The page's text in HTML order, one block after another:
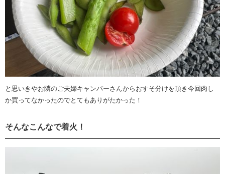
と思いきやお隣のご夫婦キャンパーさんからおすそ分けを頂き今回肉し
か買ってなかったのでとてもありがたかった！
そんなこんなで着火！